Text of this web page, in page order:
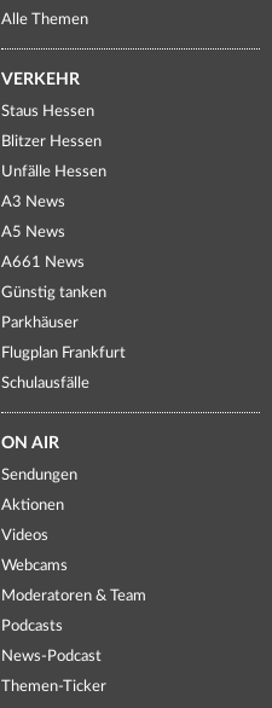
Alle Themen
VERKEHR
Staus Hessen
Blitzer Hessen
Unfälle Hessen
A3 News
A5 News
A661 News
Günstig tanken
Parkhäuser
Flugplan Frankfurt
Schulausfälle
ON AIR
Sendungen
Aktionen
Videos
Webcams
Moderatoren & Team
Podcasts
News-Podcast
Themen-Ticker